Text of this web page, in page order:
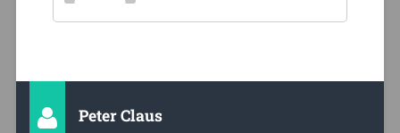
Peter Claus